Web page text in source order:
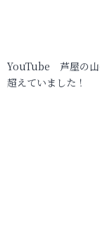
YouTube 芦屋の山
超えていました！